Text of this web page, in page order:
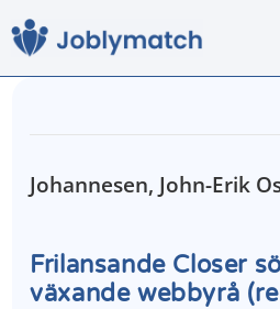
Johannesen, John-Erik
Frilansande Closer
växande webbyrå